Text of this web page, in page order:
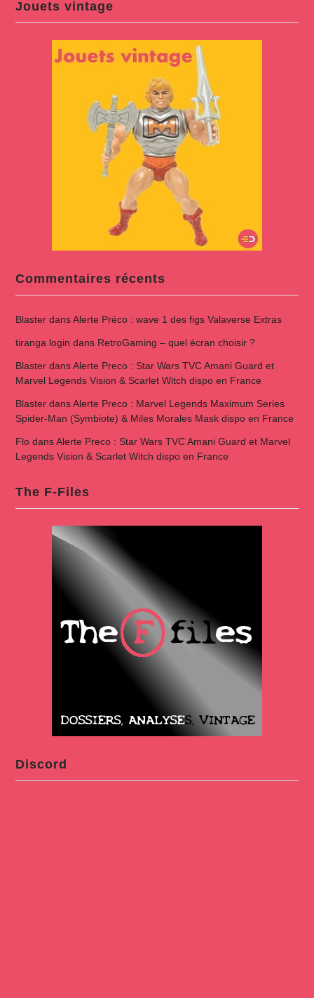
Jouets vintage
Commentaires récents
BlasterdansAlerte Préco : wave 1 des figs Valaverse Extras
tiranga login dans RetroGaming – quel écran choisir ?
BlasterdansAlerte Preco : Star Wars TVC Amani Guard et
Marvel Legends Vision & Scarlet Witch dispo en France
BlasterdansAlerte Preco : Marvel Legends Maximum Series
Spider-Man (Symbiote) & Miles Morales Mask dispo en France
FlodansAlerte Preco : Star Wars TVC Amani Guard et Marvel
Legends Vision & Scarlet Witch dispo en France
The F-Files
Discord